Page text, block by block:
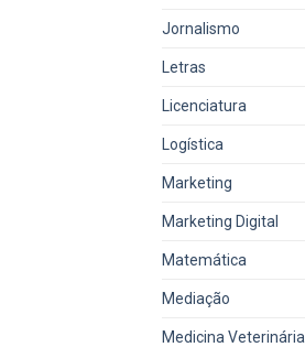
Jornalismo
Letras
Licenciatura
Logística
Marketing
Marketing Digital
Matemática
Mediação
Medicina Veterinária